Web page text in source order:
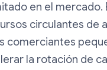
en el
circulantes de
comerciantes
la rotación de